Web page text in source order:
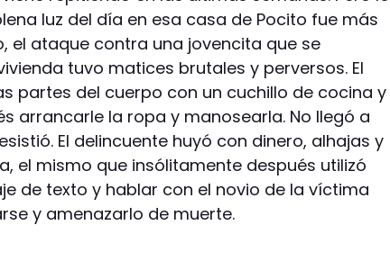
luz del día en esa casa de Pocito fue más
el ataque contra una jovencita que se
tuvo matices brutales y perversos. El
partes del cuerpo con un cuchillo de cocina y
arrancarle la ropa y manosearla. No llegó a
El delincuente huyó con dinero, alhajas y
el mismo que insólitamente después utilizó
de texto y hablar con el novio de la víctima
y amenazarlo de muerte.